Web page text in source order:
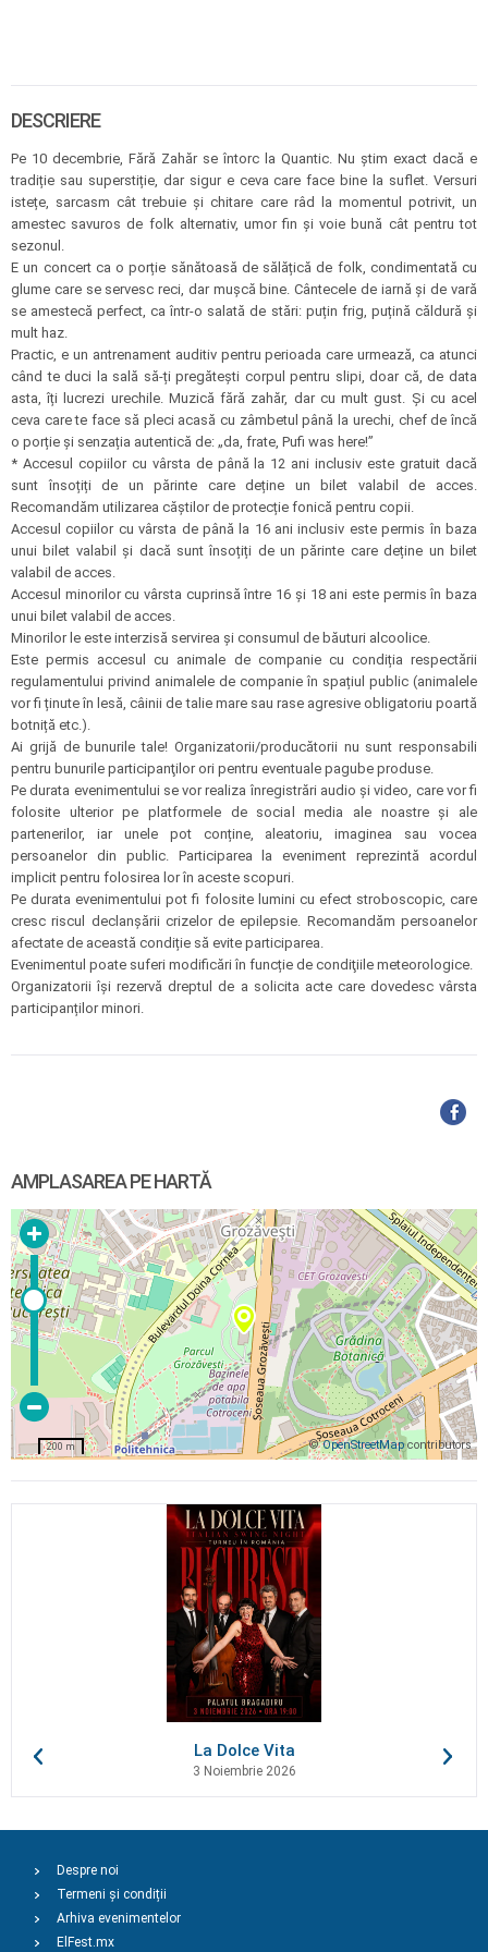
DESCRIERE
Pe 10 decembrie, Fără Zahăr se întorc la Quantic. Nu știm exact dacă e
tradiție sau superstiție, dar sigur e ceva care face bine la suflet. Versuri
istețe, sarcasm cât trebuie și chitare care râd la momentul potrivit, un
amestec savuros de folk alternativ, umor fin și voie bună cât pentru tot
sezonul.
E un concert ca o porție sănătoasă de sălățică de folk, condimentată cu
glume care se servesc reci, dar mușcă bine. Cântecele de iarnă și de vară
se amestecă perfect, ca într-o salată de stări: puțin frig, puțină căldură și
mult haz.
Practic, e un antrenament auditiv pentru perioada care urmează, ca atunci
când te duci la sală să-ți pregătești corpul pentru slipi, doar că, de data
asta, îți lucrezi urechile. Muzică fără zahăr, dar cu mult gust. Și cu acel
ceva care te face să pleci acasă cu zâmbetul până la urechi, chef de încă
o porție și senzația autentică de: „da, frate, Pufi was here!”
* Accesul copiilor cu vârsta de până la 12 ani inclusiv este gratuit dacă
sunt însoțiți de un părinte care deține un bilet valabil de acces.
Recomandăm utilizarea căștilor de protecție fonică pentru copii.
Accesul copiilor cu vârsta de până la 16 ani inclusiv este permis în baza
unui bilet valabil și dacă sunt însoțiți de un părinte care deține un bilet
valabil de acces.
Accesul minorilor cu vârsta cuprinsă între 16 și 18 ani este permis în baza
unui bilet valabil de acces.
Minorilor le este interzisă servirea şi consumul de băuturi alcoolice.
Este permis accesul cu animale de companie cu condiția respectării
regulamentului privind animalele de companie în spațiul public (animalele
vor fi ținute în lesă, câinii de talie mare sau rase agresive obligatoriu poartă
botniță etc.).
Ai grijă de bunurile tale! Organizatorii/producătorii nu sunt responsabili
pentru bunurile participanţilor ori pentru eventuale pagube produse.
Pe durata evenimentului se vor realiza înregistrări audio şi video, care vor fi
folosite ulterior pe platformele de social media ale noastre și ale
partenerilor, iar unele pot conține, aleatoriu, imaginea sau vocea
persoanelor din public. Participarea la eveniment reprezintă acordul
implicit pentru folosirea lor în aceste scopuri.
Pe durata evenimentului pot fi folosite lumini cu efect stroboscopic, care
cresc riscul declanșării crizelor de epilepsie. Recomandăm persoanelor
afectate de această condiție să evite participarea.
Evenimentul poate suferi modificări în funcție de condiţiile meteorologice.
Organizatorii îşi rezervă dreptul de a solicita acte care dovedesc vârsta
participanților minori.
AMPLASAREA PE HARTĂ
©OpenStreetMapcontributors
200 m
La Dolce Vita
3 Noiembrie 2026
Despre noi
Termeni și condiții
Arhiva evenimentelor
ElFest.mx